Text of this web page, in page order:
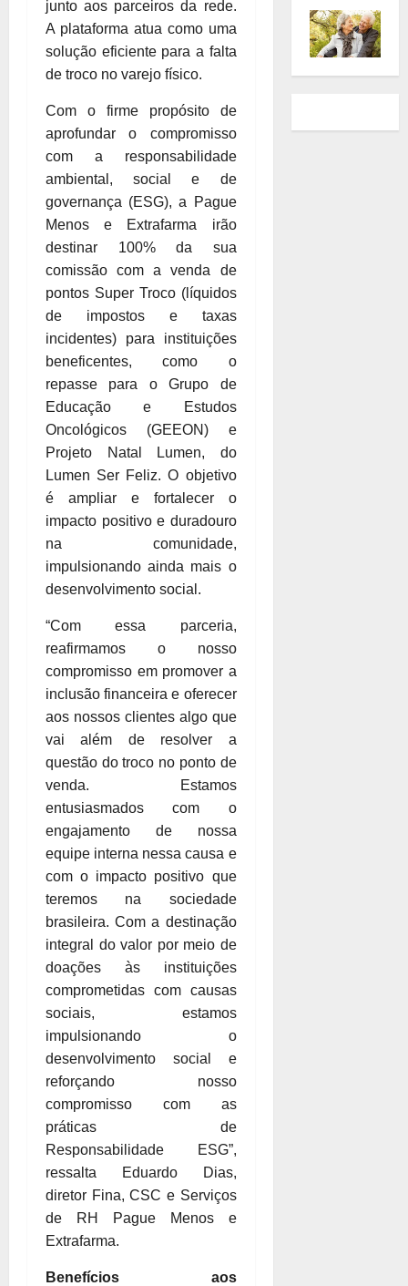
junto aos parceiros da rede.
A plataforma atua como uma
solução eficiente para a falta
de troco no varejo físico.
Com o firme propósito de
aprofundar o compromisso
com a responsabilidade
ambiental, social e de
governança (ESG), a Pague
Menos e Extrafarma irão
destinar 100% da sua
comissão com a venda de
pontos Super Troco (líquidos
de impostos e taxas
incidentes) para instituições
beneficentes, como o
repasse para o Grupo de
Educação e Estudos
Oncológicos (GEEON) e
Projeto Natal Lumen, do
Lumen Ser Feliz. O objetivo
é ampliar e fortalecer o
impacto positivo e duradouro
na comunidade,
impulsionando ainda mais o
desenvolvimento social.
“Com essa parceria,
reafirmamos o nosso
compromisso em promover a
inclusão financeira e oferecer
aos nossos clientes algo que
vai além de resolver a
questão do troco no ponto de
venda. Estamos
entusiasmados com o
engajamento de nossa
equipe interna nessa causa e
com o impacto positivo que
teremos na sociedade
brasileira. Com a destinação
integral do valor por meio de
doações às instituições
comprometidas com causas
sociais, estamos
impulsionando o
desenvolvimento social e
reforçando nosso
compromisso com as
práticas de
Responsabilidade ESG”,
ressalta Eduardo Dias,
diretor Fina, CSC e Serviços
de RH Pague Menos e
Extrafarma.
Benefícios aos